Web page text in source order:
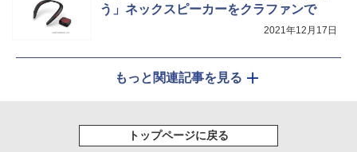
う」ネックスピーカーをクラファンで
2021年12月17日
もっと関連記事を見る
トップページに戻る